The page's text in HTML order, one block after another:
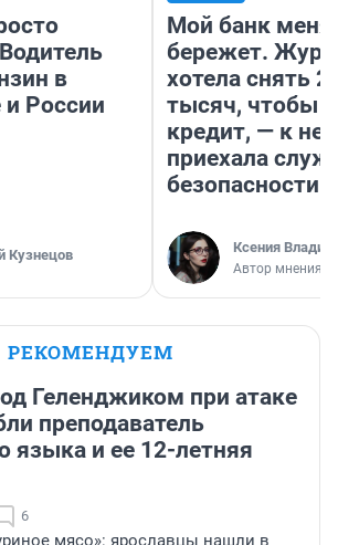
в
и России
Кузнецов
Мой банк меня
бережет.
хотела снять
тысяч, чтобы
кредит, — к
приехала
безопасности
Ксения
Автор мнения
РЕКОМЕНДУЕМ
Геленджиком при атаке
преподаватель
языка и ее 12-летняя
6
мясо»: ярославцы нашли в